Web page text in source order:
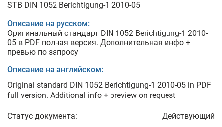
STB DIN 1052 Berichtigung-1 2010-05
Описание на русском:
Оригинальный стандарт DIN 1052 Berichtigung-1 2010-
05 в PDF полная версия. Дополнительная инфо +
превью по запросу
Описание на английском:
Original standard DIN 1052 Berichtigung-1 2010-05 in PDF
full version. Additional info + preview on request
Статус документа: Действующий